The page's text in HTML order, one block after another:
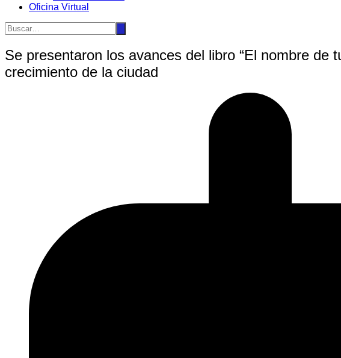
Oficina Virtual
Se presentaron los avances del libro “El nombre de
crecimiento de la ciudad